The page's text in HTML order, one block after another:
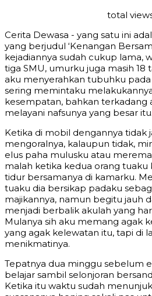
total
Cerita Dewasa - yang satu ini
yang berjudul ‘Kenangan
kejadiannya sudah cukup lama,
tiga SMU, umurku juga masih 18
aku menyerahkan tubuhku pada
sering memintaku
kesempatan, bahkan terkadang
melayani nafsunya yang besar itu.
Ketika di mobil dengannya tidak
mengoralnya, kalaupun tidak,
elus paha mulusku atau
malah ketika kedua orang tuaku
tidur bersamanya di kamarku.
tuaku dia bersikap padaku
majikannya, namun begitu jauh
menjadi berbalik akulah yang
Mulanya sih aku memang agak
yang agak kelewatan itu, tapi di
menikmatinya.
Tepatnya dua minggu sebelum
belajar sambil selonjoran
Ketika itu waktu sudah